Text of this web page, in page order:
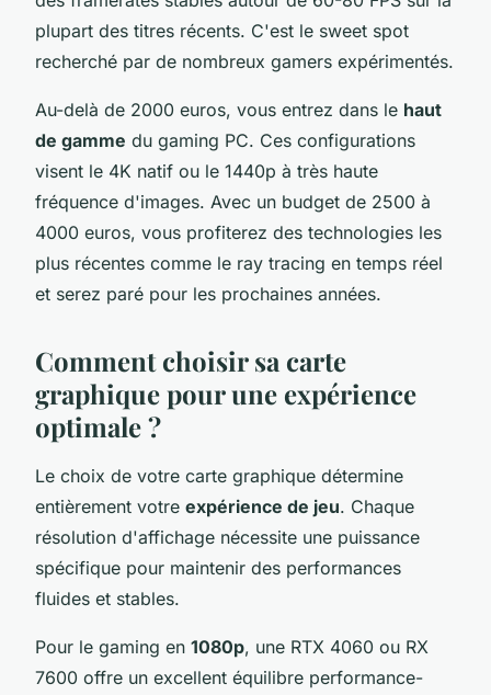
plupart des titres récents. C'est le sweet spot
recherché par de nombreux gamers expérimentés.
Au-delà de 2000 euros, vous entrez dans le haut
de gamme du gaming PC. Ces configurations
visent le 4K natif ou le 1440p à très haute
fréquence d'images. Avec un budget de 2500 à
4000 euros, vous profiterez des technologies les
plus récentes comme le ray tracing en temps réel
et serez paré pour les prochaines années.
Comment choisir sa carte
graphique pour une expérience
optimale ?
Le choix de votre carte graphique détermine
entièrement votre expérience de jeu. Chaque
résolution d'affichage nécessite une puissance
spécifique pour maintenir des performances
fluides et stables.
Pour le gaming en 1080p, une RTX 4060 ou RX
7600 offre un excellent équilibre performance-